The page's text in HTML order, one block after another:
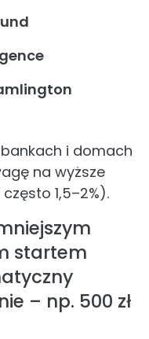
i domach
na wyższe
1,5–2%).
startem
– np. 500 zł